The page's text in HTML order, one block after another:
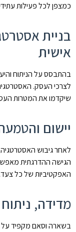
כמצפן לכל פעילות
בניית
אישית
בהתבסס על הניתוח
לצרכי העסק. האסטרטגיה
שיקדמו את המטרות
יישום
לאחר גיבוש
הגישה ההדרגתית
האפקטיביות של כל צעד.
מדידה, ניתוח
בשארה וסאם מקפיד